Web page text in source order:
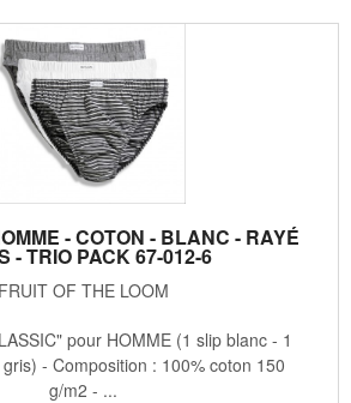
- COTON - BLANC - RAYÉ
- TRIO PACK 67-012-6
FRUIT OF THE LOOM
pour HOMME (1 slip blanc - 1
- Composition : 100% coton 150
g/m2 - ...